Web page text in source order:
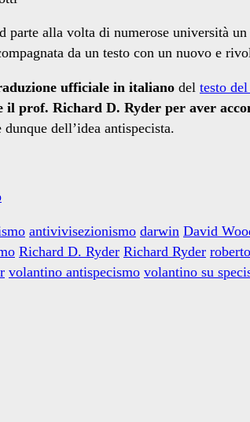
parte alla volta di numerose università
da un testo con un nuovo e
ufficiale in italiano del testo
il prof. Richard D. Ryder per aver
dell’idea antispecista.
antivivisezionismo darwin David
Richard D. Ryder Richard Ryder
volantino antispecismo volantino su